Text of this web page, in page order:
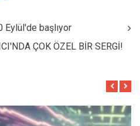
Eylül'de başlıyor
ÇOK ÖZEL BİR SERGİ!